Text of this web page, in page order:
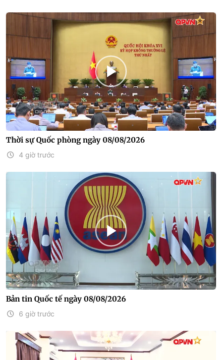
Thời sự Quốc phòng ngày 08/08/2026
4 giờ trước
Bản tin Quốc tế ngày 08/08/2026
6 giờ trước